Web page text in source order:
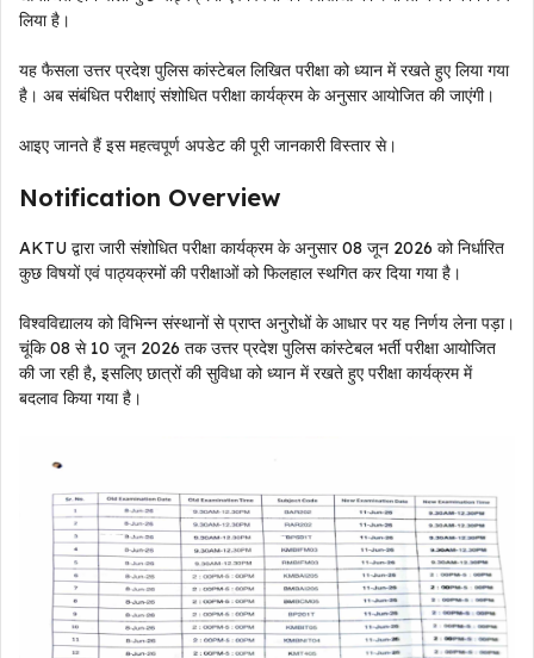
लिया है।
यह फैसला उत्तर प्रदेश पुलिस कांस्टेबल लिखित परीक्षा को ध्यान में रखते हुए लिया गया
है। अब संबंधित परीक्षाएं संशोधित परीक्षा कार्यक्रम के अनुसार आयोजित की जाएंगी।
आइए जानते हैं इस महत्वपूर्ण अपडेट की पूरी जानकारी विस्तार से।
Notification Overview
AKTU द्वारा जारी संशोधित परीक्षा कार्यक्रम के अनुसार 08 जून 2026 को निर्धारित
कुछ विषयों एवं पाठ्यक्रमों की परीक्षाओं को फिलहाल स्थगित कर दिया गया है।
विश्वविद्यालय को विभिन्न संस्थानों से प्राप्त अनुरोधों के आधार पर यह निर्णय लेना पड़ा।
चूंकि 08 से 10 जून 2026 तक उत्तर प्रदेश पुलिस कांस्टेबल भर्ती परीक्षा आयोजित
की जा रही है, इसलिए छात्रों की सुविधा को ध्यान में रखते हुए परीक्षा कार्यक्रम में
बदलाव किया गया है।